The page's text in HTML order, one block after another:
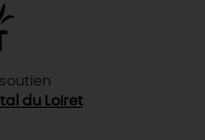
du Loiret